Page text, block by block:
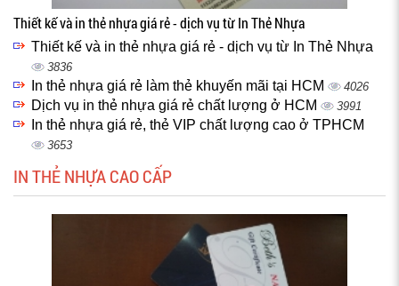
Thiết kế và in thẻ nhựa giá rẻ - dịch vụ từ In Thẻ Nhựa
Thiết kế và in thẻ nhựa giá rẻ - dịch vụ từ In Thẻ Nhựa
3836
In thẻ nhựa giá rẻ làm thẻ khuyến mãi tại HCM 4026
Dịch vụ in thẻ nhựa giá rẻ chất lượng ở HCM 3991
In thẻ nhựa giá rẻ, thẻ VIP chất lượng cao ở TPHCM
3653
IN THẺ NHỰA CAO CẤP